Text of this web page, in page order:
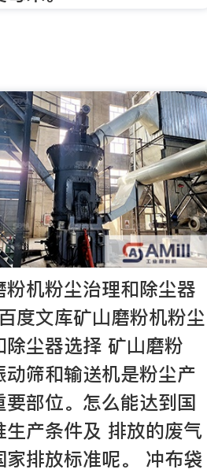
粉机粉尘治理和除尘器
度文库矿山磨粉机粉尘
除尘器选择 矿山磨粉
动筛和输送机是粉尘产
要部位。怎么能达到国
生产条件及 排放的废气
家排放标准呢。 冲布袋